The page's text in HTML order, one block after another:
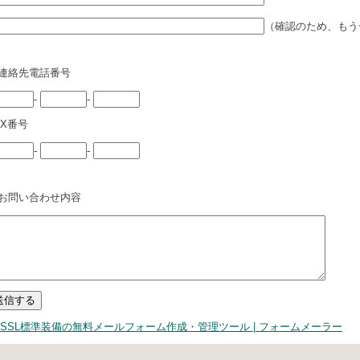
（確認のため、も
絡先電話番号
- -
番号
- -
問い合わせ内容